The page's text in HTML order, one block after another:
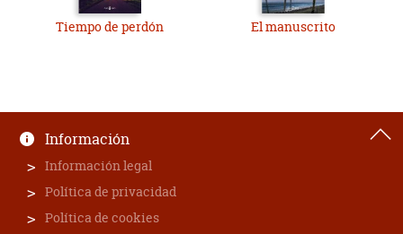
Tiempo de perdón El manuscrito
Información
Información legal
Política de privacidad
Política de cookies